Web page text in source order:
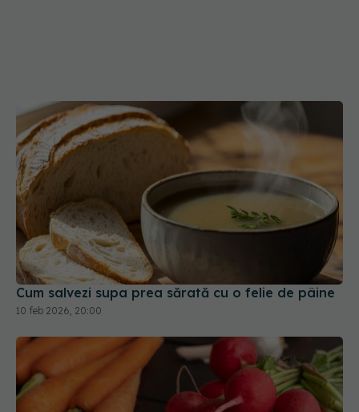
Cum salvezi supa prea sărată cu o felie de pâine
10 feb 2026, 20:00